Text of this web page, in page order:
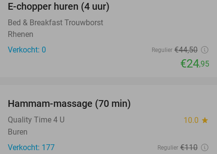
NEW
TODAY
E-chopper huren (4 uur)
Bed & Breakfast Trouwborst
Rhenen
Verkocht: 0
Regulier €44,50
€24,95
Hammam-massage (70 min)
Quality Time 4 U 10.0 star
Buren
Verkocht: 177
Regulier €110